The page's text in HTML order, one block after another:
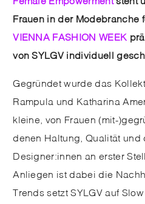
Frauen in der Modebranche
VIENNA FASHION WEEK
von SYLGV individuell
Gegründet wurde das
Rampula und Katharina
kleine, von Frauen (mit-
denen Haltung, Qualität und
Designer:innen an erster
Anliegen ist dabei die
Trends setzt SYLGV auf